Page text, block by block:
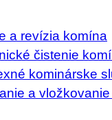
a revízia komína
čistenie
kominárske
a